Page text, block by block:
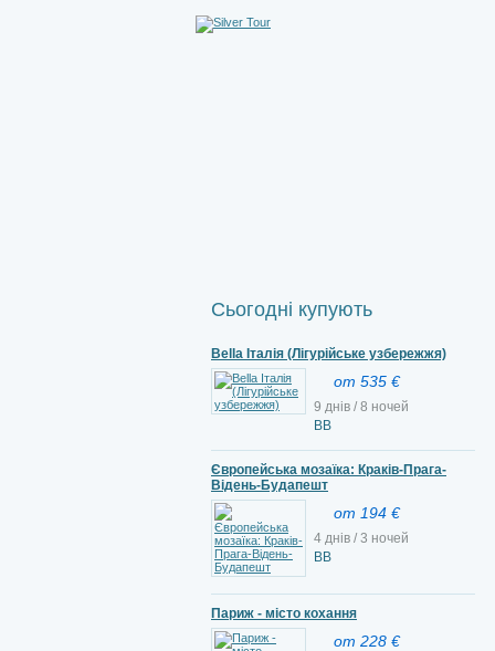
Сьогодні купують
Bella Італія (Лігурійське узбережжя)
от 535 €
9 днів / 8 ночей
ВВ
Європейська мозаїка: Краків-Прага-
Відень-Будапешт
от 194 €
4 днів / 3 ночей
ВВ
Париж - місто кохання
от 228 €